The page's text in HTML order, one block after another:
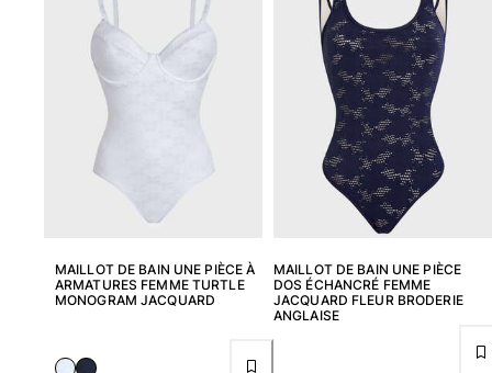
Serviettes de plage et paréos
Serviettes de plage
Serviettes de plage fouta
Paréos
Tous les articles
Sacs de Voyage
Mini-sacs
MAILLOT DE BAIN UNE PIÈCE À
ARMATURES FEMME TURTLE
MONOGRAM JACQUARD
MAILLOT DE BAIN UNE PIÈCE
DOS ÉCHANCRÉ FEMME
JACQUARD FLEUR BRODERIE
ANGLAISE